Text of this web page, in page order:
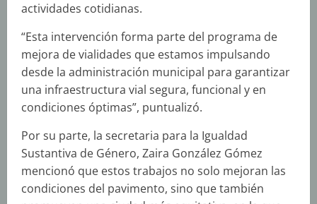
actividades cotidianas.
“Esta intervención forma parte del programa de
mejora de vialidades que estamos impulsando
desde la administración municipal para garantizar
una infraestructura vial segura, funcional y en
condiciones óptimas”, puntualizó.
Por su parte, la secretaria para la Igualdad
Sustantiva de Género, Zaira González Gómez
mencionó que estos trabajos no solo mejoran las
condiciones del pavimento, sino que también